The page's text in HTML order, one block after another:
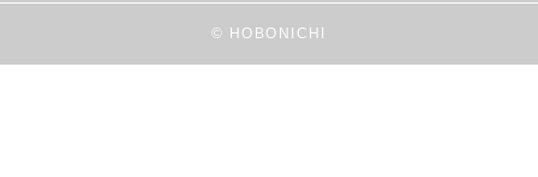
© HOBONICHI